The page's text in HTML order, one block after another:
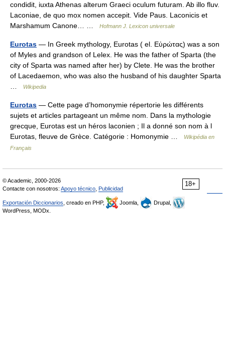
condidit, iuxta Athenas alterum Graeci oculum futuram. Ab illo fluv.
Laconiae, de quo mox nomen accepit. Vide Paus. Laconicis et
Marshamum Canone… …
Hofmann J. Lexicon universale
Eurotas — In Greek mythology, Eurotas ( el. Εὐρώτας) was a son
of Myles and grandson of Lelex. He was the father of Sparta (the
city of Sparta was named after her) by Clete. He was the brother
of Lacedaemon, who was also the husband of his daughter Sparta
Wikipedia
Eurotas — Cette page d’homonymie répertorie les différents
sujets et articles partageant un même nom. Dans la mythologie
grecque, Eurotas est un héros laconien ; Il a donné son nom à l
Eurotas, fleuve de Grèce. Catégorie : Homonymie …
Wikipédia en
Français
18+
© Academic, 2000-2026
Contacte con nosotros: Apoyo técnico Publicidad
Exportación Diccionarios , creado en PHP, Joomla,
Drupal,
WordPress, MODx.